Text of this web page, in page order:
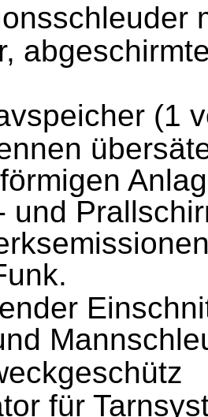
(1
und
für